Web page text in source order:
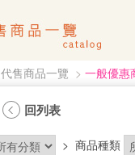
代售商品一覽 > 一般優惠
回列表
> 商品種類